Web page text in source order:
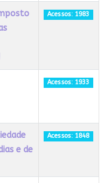
Acessos: 1983
Acessos: 1933
e de
Acessos: 1848